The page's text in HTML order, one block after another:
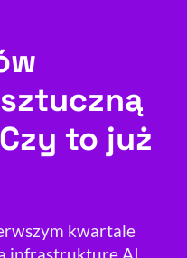
wspierają:
to już
kwartale